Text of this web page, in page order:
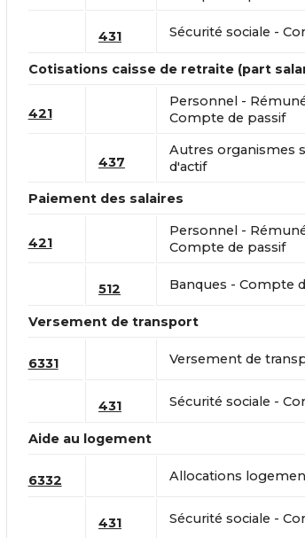
431 Sécurité sociale -
Cotisations caisse de retraite (part
421
Personnel -
Compte de passif
437
Autres organismes
d'actif
Paiement des salaires
421
Personnel -
Compte de passif
512 Banques - Compte
Versement de transport
6331 Versement de
431 Sécurité sociale -
Aide au logement
6332 Allocations
431 Sécurité sociale -